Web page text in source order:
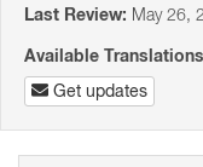
Last Review: May 26,
Available
Get updates